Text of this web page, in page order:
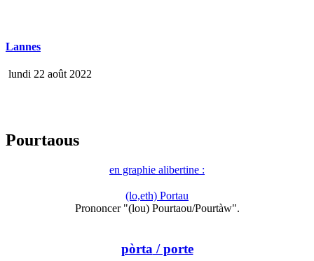
Lannes
lundi 22 août 2022
Pourtaous
en graphie alibertine :
(lo,eth) Portau
Prononcer "(lou) Pourtaou/Pourtàw".
pòrta / porte